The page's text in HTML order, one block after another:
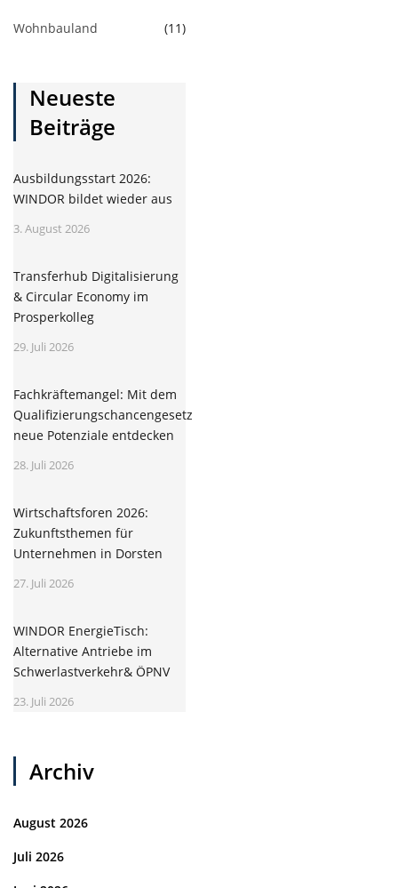
Wohnbauland (11)
Neueste
Beiträge
Ausbildungsstart 2026:
WINDOR bildet wieder aus
3. August 2026
Transferhub Digitalisierung
& Circular Economy im
Prosperkolleg
29. Juli 2026
Fachkräftemangel: Mit dem
Qualifizierungschancengesetz
neue Potenziale entdecken
28. Juli 2026
Wirtschaftsforen 2026:
Zukunftsthemen für
Unternehmen in Dorsten
27. Juli 2026
WINDOR EnergieTisch:
Alternative Antriebe im
Schwerlastverkehr& ÖPNV
23. Juli 2026
Archiv
August 2026
Juli 2026